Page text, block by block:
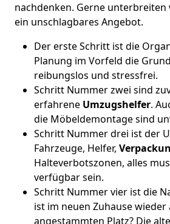
nachdenken. Gerne
ein unschlagbares Angebot.
Der erste Schritt ist die
Planung im Vorfeld die
reibungslos und stressfrei.
Schritt Nummer zwei sind
erfahrene Umzugshelfer.
die Möbeldemontage sind
Schritt Nummer drei ist der
Fahrzeuge, Helfer,
Halteverbotszonen, alles
verfügbar sein.
Schritt Nummer vier ist die
ist im neuen Zuhause wieder
angestammten Platz? Die